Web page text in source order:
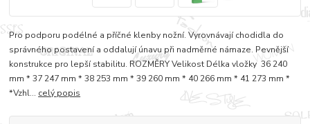
Pro podporu podélné a příčné klenby nožní. Vyrovnávají chodidla do
správného postavení a oddalují únavu při nadměrné námaze. Pevnější
konstrukce pro lepší stabilitu. ROZMĚRY Velikost Délka vložky 36 240
mm * 37 247 mm * 38 253 mm * 39 260 mm * 40 266 mm * 41 273 mm *
*Vzhl... celý popis